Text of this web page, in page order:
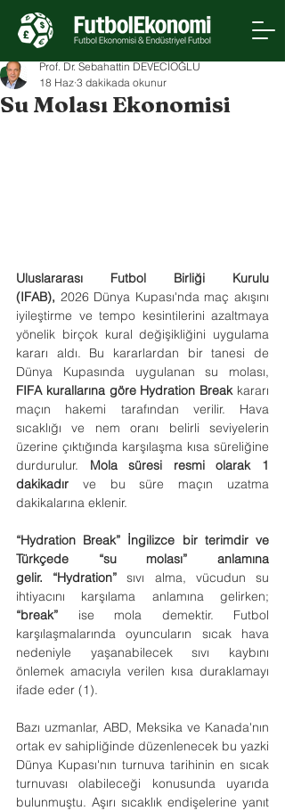
Su Molası Ekonomisi
Prof. Dr. Sebahattin DEVECİOĞLU
18 Haz 3 dakikada okunur
Uluslararası Futbol Birliği Kurulu
(IFAB), 2026 Dünya Kupası'nda maç akışını
iyileştirme ve tempo kesintilerini azaltmaya
yönelik birçok kural değişikliğini uygulama
kararı aldı. Bu kararlardan bir tanesi de
FIFA kurallarına göre Hydration Break kararı
maçın hakemi tarafından verilir. Hava
sıcaklığı ve nem oranı belirli seviyelerin
üzerine çıktığında karşılaşma kısa süreliğine
durdurulur. Mola süresi resmi olarak 1
dakikadır ve bu süre maçın uzatma
dakikalarına eklenir.
“Hydration Break” İngilizce bir terimdir ve
Türkçede “su molası” anlamına
gelir.
“Hydration” sıvı alma, vücudun su
“break” ise mola demektir. Futbol
karşılaşmalarında oyuncuların sıcak hava
nedeniyle yaşanabilecek sıvı kaybını
önlemek amacıyla verilen kısa duraklamayı
ifade eder (1).
Bazı uzmanlar, ABD, Meksika ve Kanada'nın
ortak ev sahipliğinde düzenlenecek bu yazki
Dünya Kupası'nın turnuva tarihinin en sıcak
turnuvası olabileceği konusunda uyarıda
bulunmuştu. Aşırı sıcaklık endişelerine yanıt